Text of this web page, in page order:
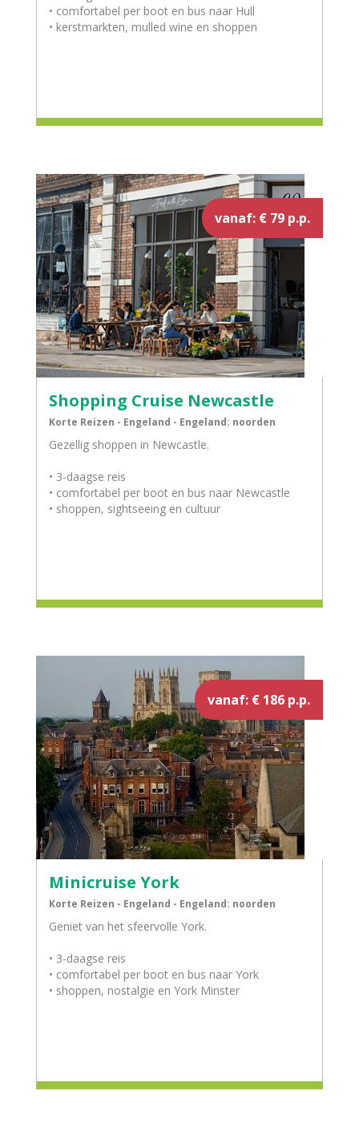
• comfortabel per boot en bus naar Hull
• kerstmarkten, mulled wine en shoppen
vanaf: € 79 p.p.
Shopping Cruise Newcastle
Korte Reizen - Engeland - Engeland: noorden
Gezellig shoppen in Newcastle.
• 3-daagse reis
• comfortabel per boot en bus naar Newcastle
• shoppen, sightseeing en cultuur
vanaf: € 186 p.p.
Minicruise York
Korte Reizen - Engeland - Engeland: noorden
Geniet van het sfeervolle York.
• 3-daagse reis
• comfortabel per boot en bus naar York
• shoppen, nostalgie en York Minster